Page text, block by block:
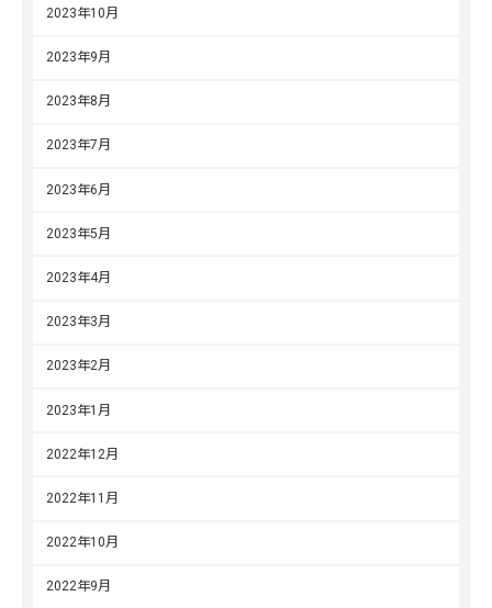
2023年10月
2023年9月
2023年8月
2023年7月
2023年6月
2023年5月
2023年4月
2023年3月
2023年2月
2023年1月
2022年12月
2022年11月
2022年10月
2022年9月